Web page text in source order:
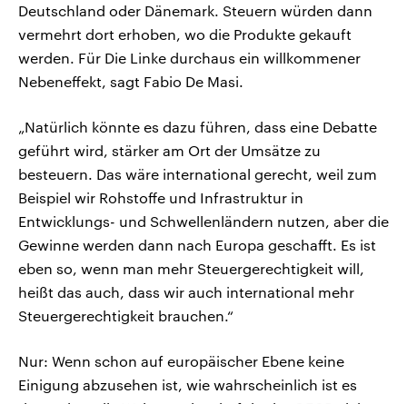
Deutschland oder Dänemark. Steuern würden dann
vermehrt dort erhoben, wo die Produkte gekauft
werden. Für Die Linke durchaus ein willkommener
Nebeneffekt, sagt Fabio De Masi.
„Natürlich könnte es dazu führen, dass eine Debatte
geführt wird, stärker am Ort der Umsätze zu
besteuern. Das wäre international gerecht, weil zum
Beispiel wir Rohstoffe und Infrastruktur in
Entwicklungs- und Schwellenländern nutzen, aber die
Gewinne werden dann nach Europa geschafft. Es ist
eben so, wenn man mehr Steuergerechtigkeit will,
heißt das auch, dass wir auch international mehr
Steuergerechtigkeit brauchen.“
Nur: Wenn schon auf europäischer Ebene keine
Einigung abzusehen ist, wie wahrscheinlich ist es